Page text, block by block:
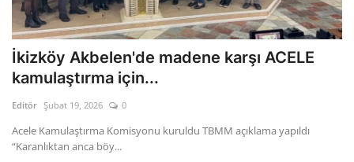
İkizköy Akbelen'de madene karşı ACELE
kamulaştırma için...
Editör Şubat 19, 2026 0
Acele Kamulaştırma Komisyonu kuruldu TBMM açıklama yapıldı
“Karanlıktan anca böy...